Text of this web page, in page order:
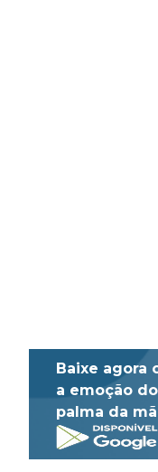
Baixe agora
a emoção
palma da